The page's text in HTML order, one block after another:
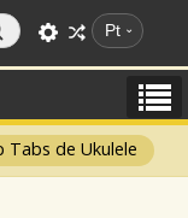
Pt
Tabs de Ukulele